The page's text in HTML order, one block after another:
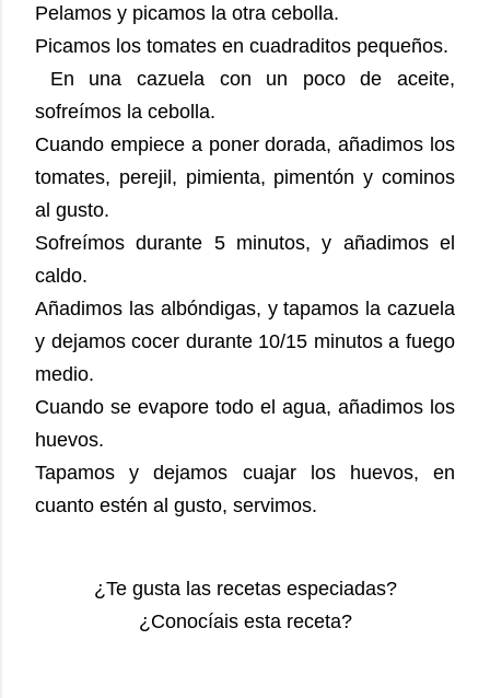
Pelamos y picamos la otra cebolla.
Picamos los tomates en cuadraditos pequeños.
En una cazuela con un poco de aceite,
sofreímos la cebolla.
Cuando empiece a poner dorada, añadimos los
tomates, perejil, pimienta, pimentón y cominos
al gusto.
Sofreímos durante 5 minutos, y añadimos el
caldo.
Añadimos las albóndigas, y tapamos la cazuela
y dejamos cocer durante 10/15 minutos a fuego
medio.
Cuando se evapore todo el agua, añadimos los
huevos.
Tapamos y dejamos cuajar los huevos, en
cuanto estén al gusto, servimos.
¿Te gusta las recetas especiadas?
¿Conocíais esta receta?